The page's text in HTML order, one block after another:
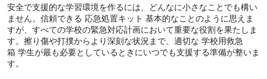
安全で支援的な学習環境を作るには、どんなに小さなことでも構い
ません。信頼できる 応急処置キット 基本的なことのように思えま
すが、すべての学校の緊急対応計画において重要な役割を果たしま
す。擦り傷や打撲からより深刻な状況まで、適切な 学校用救急
箱 学生が最も必要としているときにいつでも支援する準備が整いま
す。